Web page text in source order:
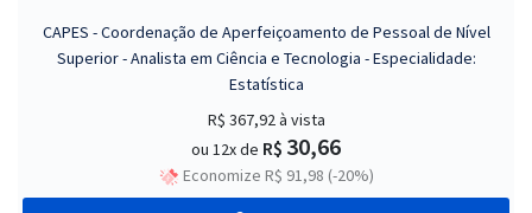
CAPES - Coordenação de Aperfeiçoamento de Pessoal de Nível
Superior - Analista em Ciência e Tecnologia - Especialidade:
Estatística
R$ 367,92à vista
ou 12x de R$ 30,66
Economize R$ 91,98 (-20%)